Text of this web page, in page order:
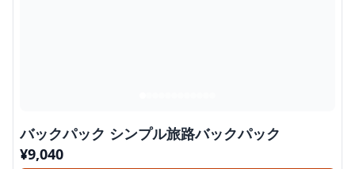
バックパック シンプル旅路バックパック
¥9,040